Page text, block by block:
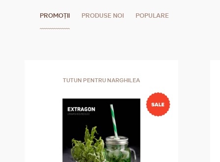
echilibrat cu arome intense stratificate și arome bogate.
un trabuc pentru începători, caracteristicile sale îl fac
unul dintre cele mai căutate trabucuri de către
fumătorii mai experimentați și de către colecționarii
care doresc să rotunjească și mai mult aromele robuste
și bogate, lăsându-le să îmbătrânească.
PROMOȚII PRODUSE NOI POPULARE
TUTUN PENTRU NARGHILEA